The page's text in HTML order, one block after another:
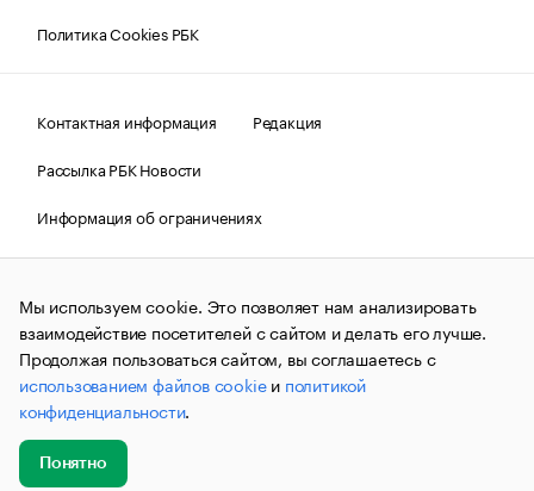
Политика Cookies РБК
Контактная информация
Редакция
Рассылка РБК Новости
Информация об ограничениях
Правовая информация
О соблюдении авторских прав
© АО «РОСБИЗНЕСКОНСАЛТИНГ»,1995–2026.Сообщения
и материалы информационного агентства «РБК»
(зарегистрировано Федеральной службой по надзору в сфере
связи, информационных технологий и массовых
коммуникаций (Роскомнадзор) 09.12.2015 за номером ИА
№ФС77-63848) сопровождаются пометкой «РБК». Отдельные
публикации могут содержать информацию,
не предназначенную для пользователей
до 18 лет.
Мы используем cookie. Это позволяет нам анализировать
взаимодействие посетителей с сайтом и делать его лучше.
Продолжая пользоваться сайтом, вы соглашаетесь с
использованием файлов cookieи политикой
конфиденциальности.
Понятно